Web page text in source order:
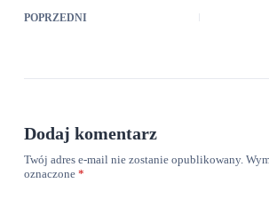
POPRZEDNI
Dodaj komentarz
Twój adres e-mail nie zostanie opublikowany.
oznaczone *